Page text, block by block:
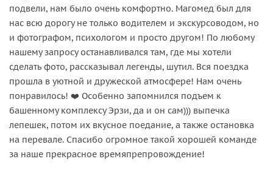
подвели, нам было очень комфортно. Магомед был для
нас всю дорогу не только водителем и экскурсоводом, но
и фотографом, психологом и просто другом! По любому
нашему запросу останавливался там, где мы хотели
сделать фото, рассказывал легенды, шутил. Вся поездка
прошла в уютной и дружеской атмосфере! Нам очень
понравилось! ❤️ Особенно запомнился подъем к
башенному комплексу Эрзи, да и он сам))) выпечка
лепешек, потом их вкусное поедание, а также остановка
на перевале. Спасибо огромное такой хорошей команде
за наше прекрасное времяпрепровождение!